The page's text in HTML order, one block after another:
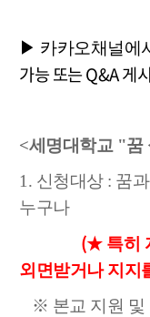
▶ 카카오채널에
가능 또는 Q&A 게
<세명대학교 "꿈
1. 신청대상 : 꿈
누구나
(★ 특히
외면받거나 지지
※ 본교 지원 및